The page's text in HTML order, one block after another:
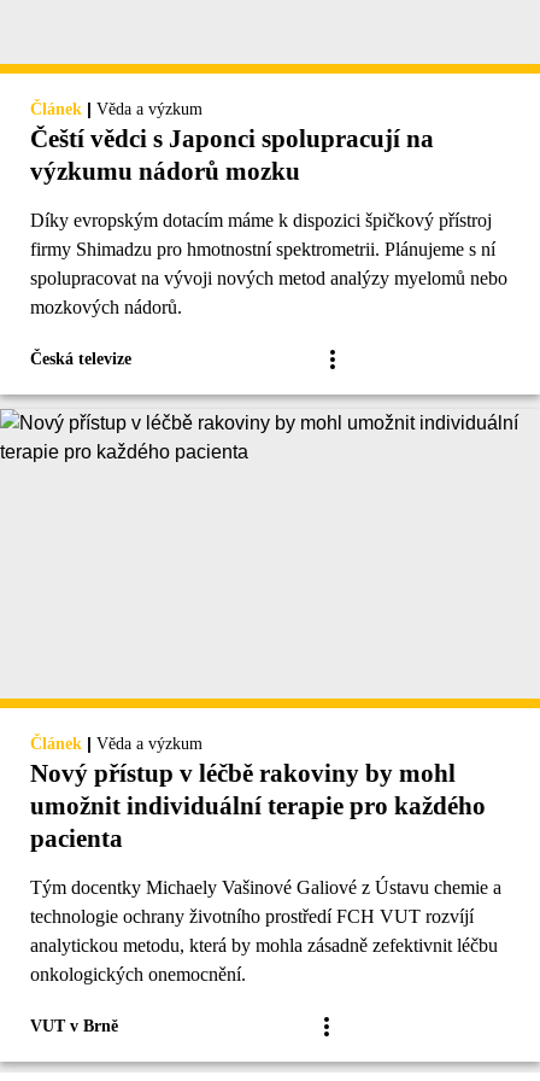
Článek | Věda a výzkum
Čeští vědci s Japonci spolupracují na
výzkumu nádorů mozku
Díky evropským dotacím máme k dispozici špičkový přístroj
firmy Shimadzu pro hmotnostní spektrometrii. Plánujeme s ní
spolupracovat na vývoji nových metod analýzy myelomů nebo
mozkových nádorů.
Česká televize
Článek | Věda a výzkum
Nový přístup v léčbě rakoviny by mohl
umožnit individuální terapie pro každého
pacienta
Tým docentky Michaely Vašinové Galiové z Ústavu chemie a
technologie ochrany životního prostředí FCH VUT rozvíjí
analytickou metodu, která by mohla zásadně zefektivnit léčbu
onkologických onemocnění.
VUT v Brně